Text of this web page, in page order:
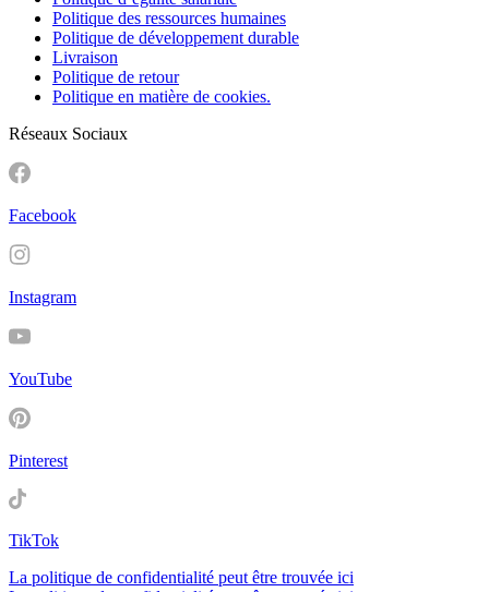
Politique des ressources humaines
Politique de développement durable
Livraison
Politique de retour
Politique en matière de cookies.
Réseaux Sociaux
Facebook
Instagram
YouTube
Pinterest
TikTok
La politique de confidentialité peut être trouvée ici